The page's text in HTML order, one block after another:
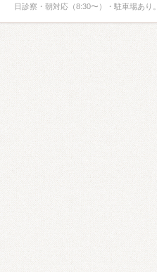
日診察・朝対応（8:30〜）・駐車場あり。